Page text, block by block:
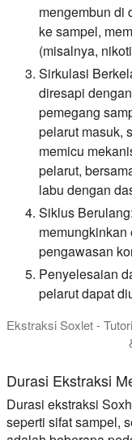
mengembun di
ke sampel,
(misalnya,
Sirkulasi
diresapi
pemegang
pelarut masuk,
memicu
pelarut,
labu dengan
Siklus Berulang:
pengawasan
Penyelesaian
pelarut dapat
Ekstraksi Soxlet -
Durasi Ekstraksi
Durasi ekstraksi
seperti sifat sampel,